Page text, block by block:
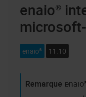
enaio®
enaio® 11.10